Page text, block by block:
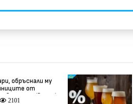
обръснали му
от
в ареста (видео)
2101